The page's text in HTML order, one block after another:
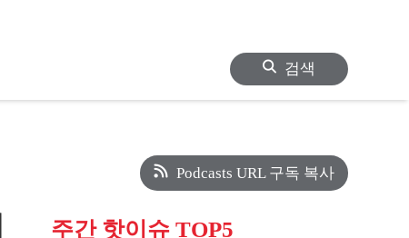
검색
Podcasts URL 구독 복사
주간 핫이슈 TOP5